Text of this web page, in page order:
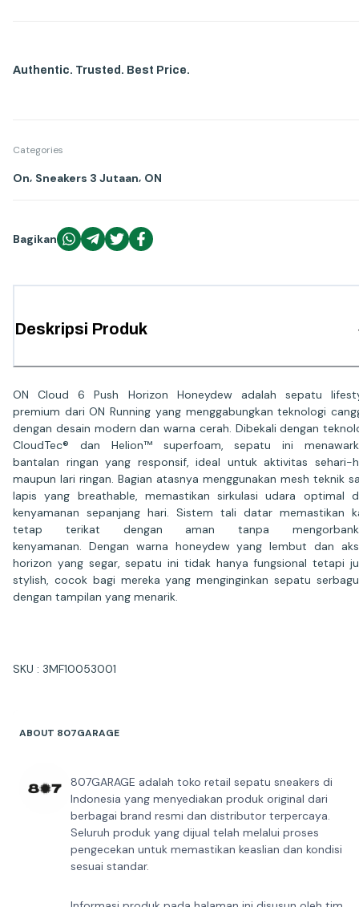
Authentic. Trusted. Best Price.
Categories
On Sneakers 3 Jutaan ON
Bagikan
Deskripsi Produk
ON Cloud 6 Push Horizon Honeydew adalah sepatu
premium dari ON Running yang menggabungkan teknologi
dengan desain modern dan warna cerah. Dibekali dengan
CloudTec® dan Helion™ superfoam, sepatu ini
bantalan ringan yang responsif, ideal untuk aktivitas sehari-
maupun lari ringan. Bagian atasnya menggunakan mesh teknik
lapis yang breathable, memastikan sirkulasi udara optimal
kenyamanan sepanjang hari. Sistem tali datar memastikan
tetap terikat dengan aman tanpa
kenyamanan. Dengan warna honeydew yang lembut dan
horizon yang segar, sepatu ini tidak hanya fungsional tetapi
stylish, cocok bagi mereka yang menginginkan sepatu
dengan tampilan yang menarik.
SKU : 3MF10053001
ABOUT 807GARAGE
807GARAGE adalah toko retail sepatu sneakers di
Indonesia yang menyediakan produk original dari
berbagai brand resmi dan distributor terpercaya.
Seluruh produk yang dijual telah melalui proses
pengecekan untuk memastikan keaslian dan kondisi
sesuai standar.